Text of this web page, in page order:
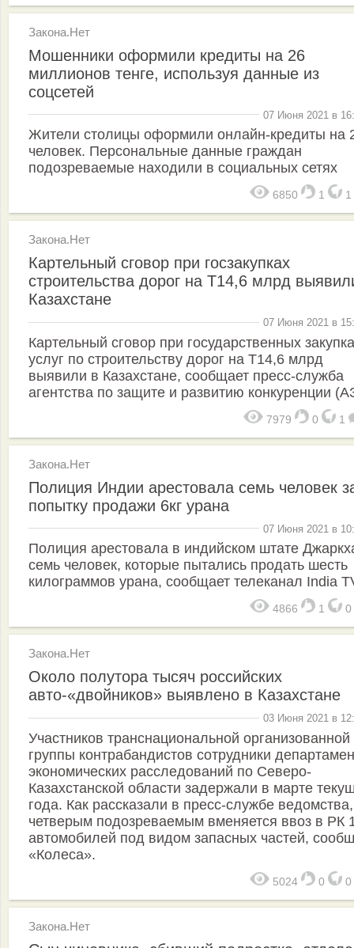
Закона.Нет
Мошенники оформили кредиты на 26
миллионов тенге, используя данные из
соцсетей
07 Июня 2021 в
Жители столицы оформили онлайн-кредиты на
человек. Персональные данные граждан
подозреваемые находили в социальных сетях
6850 1 1
Закона.Нет
Картельный сговор при госзакупках
строительства дорог на Т14,6 млрд
Казахстане
07 Июня 2021 в
Картельный сговор при государственных
услуг по строительству дорог на Т14,6 млрд
выявили в Казахстане, сообщает пресс-служба
агентства по защите и развитию конкуренции
7979 0 1
Закона.Нет
Полиция Индии арестовала семь человек
попытку продажи 6кг урана
07 Июня 2021 в
Полиция арестовала в индийском штате
семь человек, которые пытались продать шесть
килограммов урана, сообщает телеканал India
4866 1 0
Закона.Нет
Около полутора тысяч российских
авто-«двойников» выявлено в Казахстане
03 Июня 2021 в
Участников транснациональной организованной
группы контрабандистов сотрудники
экономических расследований по Северо-
Казахстанской области задержали в марте
года. Как рассказали в пресс-службе ведомства,
четверым подозреваемым вменяется ввоз в РК
автомобилей под видом запасных частей,
«Колеса».
5024 0 0
Закона.Нет